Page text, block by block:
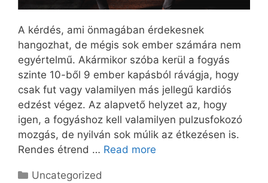
A kérdés, ami önmagában érdekesnek
hangozhat, de mégis sok ember számára nem
egyértelmű. Akármikor szóba kerül a fogyás
szinte 10-ből 9 ember kapásból rávágja, hogy
csak fut vagy valamilyen más jellegű kardiós
edzést végez. Az alapvető helyzet az, hogy
igen, a fogyáshoz kell valamilyen pulzusfokozó
mozgás, de nyilván sok múlik az étkezésen is.
Rendes étrend … Read more
Categories
Uncategorized